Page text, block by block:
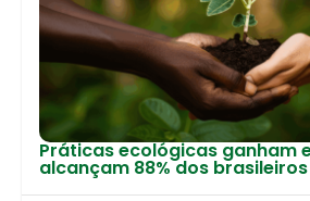
Práticas ecológicas ganham
alcançam 88% dos brasileiros